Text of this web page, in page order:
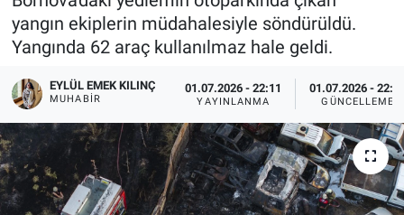
yangın ekiplerin müdahalesiyle söndürüldü.
Yangında 62 araç kullanılmaz hale geldi.
EYLÜL EMEK KILINÇ
MUHABIR
01.07.2026 - 22:11
YAYINLANMA
01.07.2026 -
GÜNCELLEME